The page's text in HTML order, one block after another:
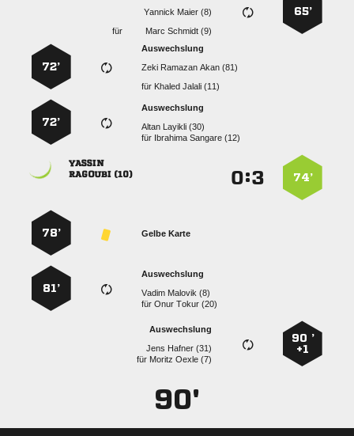
65’
  
für
  
Auswechslung
   
für   
72’
Auswechslung
  
für   
72’
74’
:

 
Gelbe Karte
78’
Auswechslung
  
für  
81’
90 ’
+1
Auswechslung
  
für   
90'